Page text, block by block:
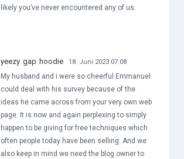
likely you’ve never encountered any of us.
yeezy gap hoodie 18. Juni 2023 07:08
My husband and i were so cheerful Emmanuel
could deal with his survey because of the
ideas he came across from your very own web
page. It is now and again perplexing to simply
happen to be giving for free techniques which
often people today have been selling. And we
also keep in mind we need the blog owner to